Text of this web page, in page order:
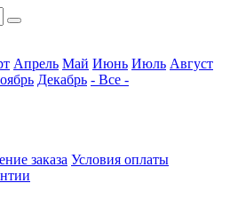
Апрель Май Июнь Июль Август
Декабрь - Все -
заказа Условия оплаты